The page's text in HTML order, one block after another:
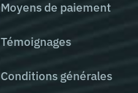
Moyens de paiement
Témoignages
Conditions générales